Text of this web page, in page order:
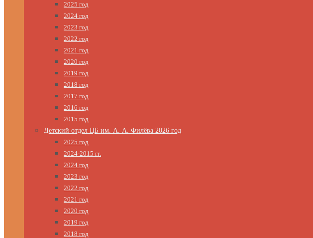
2025 год
2024 год
2023 год
2022 год
2021 год
2020 год
2019 год
2018 год
2017 год
2016 год
2015 год
Детский отдел ЦБ им. А. А. Филёва 2026 год
2025 год
2024-2015 гг.
2024 год
2023 год
2022 год
2021 год
2020 год
2019 год
2018 год